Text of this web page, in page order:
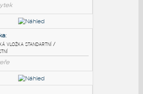
vložka, raznice
Nástroje, nářadí
v4
- vzhled, textury dřeva - přírodní,
nátěr